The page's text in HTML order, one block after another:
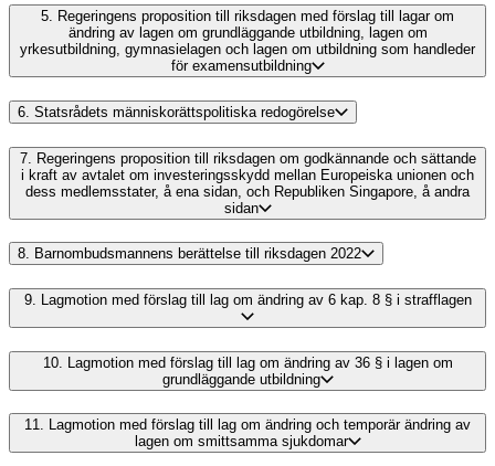
5. Regeringens proposition till riksdagen med förslag till lagar om
ändring av lagen om grundläggande utbildning, lagen om
yrkesutbildning, gymnasielagen och lagen om utbildning som handleder
för examensutbildning
6. Statsrådets människorättspolitiska redogörelse
7. Regeringens proposition till riksdagen om godkännande och sättande
i kraft av avtalet om investeringsskydd mellan Europeiska unionen och
dess medlemsstater, å ena sidan, och Republiken Singapore, å andra
sidan
8. Barnombudsmannens berättelse till riksdagen 2022
9. Lagmotion med förslag till lag om ändring av 6 kap. 8 § i strafflagen
10.
Lagmotion med förslag till lag om ändring av 36 § i lagen om
grundläggande utbildning
11. Lagmotion med förslag till lag om ändring och temporär ändring av
lagen om smittsamma sjukdomar